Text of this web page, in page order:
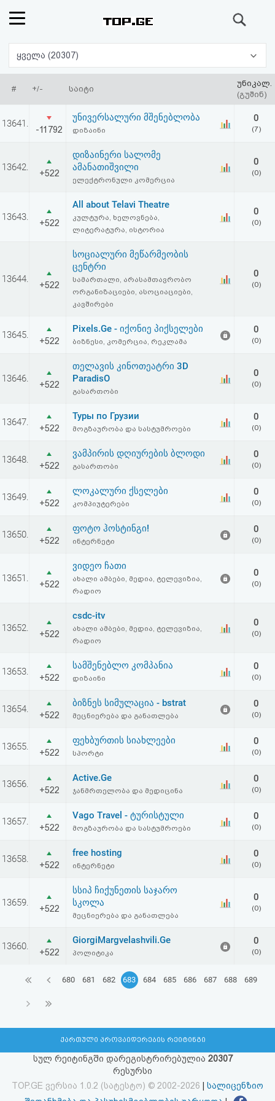
რეიტინგი
(მთავარი)
ფოსტა
პასუხი
რეგისტრაცია
აღდგენა
კოდი
სალიცენზიო
შეთანხმება
და
უარყოფა
ყველა (20307)
# +/- საიტი
უნიკალ.
(გუშინ)
13641.
-11792
უნივერსალური მშენებლობა
დიზაინი
0
(7)
13642.
+522
დიზაინერი სალომე
ამანათიშვილი
ელექტრონული კომერცია
0
(0)
13643.
+522
All about Telavi Theatre
კულტურა, ხელოვნება,
ლიტერატურა, ისტორია
0
(0)
13644.
+522
სოციალური მეწარმეობის
ცენტრი
სამართალი, არასამთავრობო
ორგანიზაციები, ასოციაციები,
კავშირები
0
(0)
13645.
+522
Pixels.Ge - იქონიე პიქსელები
ბიზნესი, კომერცია, რეკლამა
0
(0)
13646.
+522
თელავის კინოთეატრი 3D
ParadisO
გასართობი
0
(0)
13647.
+522
Туры по Грузии
მოგზაურობა და სასტუმროები
0
(0)
13648.
+522
ვამპირის დღიურების ბლოდი
გასართობი
0
(0)
13649.
+522
ლოკალური ქსელები
კომპიუტერები
0
(0)
13650.
+522
ფოტო ჰოსტინგი!
ინტერნეტი
0
(0)
13651.
+522
ვიდეო ჩათი
ახალი ამბები, მედია, ტელევიზია,
რადიო
0
(0)
13652.
+522
csdc-itv
ახალი ამბები, მედია, ტელევიზია,
რადიო
0
(0)
13653.
+522
სამშენებლო კომპანია
დიზაინი
0
(0)
13654.
+522
ბიზნეს სიმულაცია - bstrat
მეცნიერება და განათლება
0
(0)
13655.
+522
ფეხბურთის სიახლეები
სპორტი
0
(0)
13656.
+522
Active.Ge
ჯანმრთელობა და მედიცინა
0
(0)
13657.
+522
Vago Travel - ტურისტული
მოგზაურობა და სასტუმროები
0
(0)
13658.
+522
free hosting
ინტერნეტი
0
(0)
13659.
+522
სსიპ ჩიქუნეთის საჯარო
სკოლა
მეცნიერება და განათლება
0
(0)
13660.
+522
GiorgiMargvelashvili.Ge
პოლიტიკა
0
(0)
680 681 682 683 684 685 686 687 688 689
ქართული პროვაიდერების რეიტინგი
სულ რეიტინგში დარეგისტრირებულია 20307
რესურსი
TOP.GE ვერსია 1.0.2 (სატესტო) © 2002-2026
სალიცენზიო